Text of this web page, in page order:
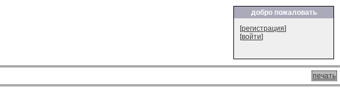
добро пожаловать
[регистрация]
[войти]
печать